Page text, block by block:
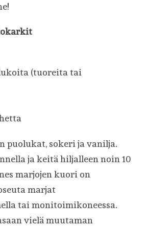
(tuoreita tai
puolukat, sokeri ja vanilja.
ja keitä hiljalleen noin 10
marjojen kuori on
marjat
tai monitoimikoneessa.
vielä muutaman